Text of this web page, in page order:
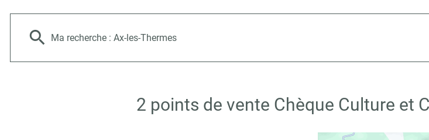
Ma recherche : Ax-les-Thermes
2 points de vente Chèque Culture et